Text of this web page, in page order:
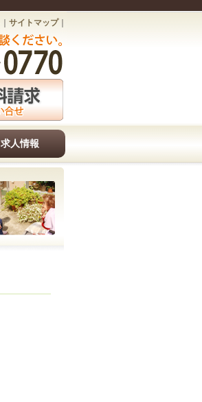
サイトマップ｜
求人情報